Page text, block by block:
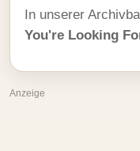
In unserer
You're Looking
Anzeige